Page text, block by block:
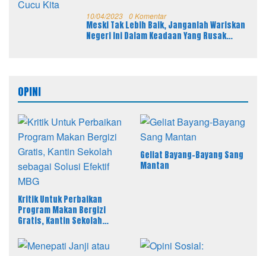
10/04/2023 0 Komentar
Meski Tak Lebih Baik, Janganlah Wariskan
Negeri Ini Dalam Keadaan Yang Rusak
OPINI
Kritik Untuk Perbaikan
Program Makan Bergizi
Gratis, Kantin Sekolah
Geliat Bayang-Bayang Sang
Mantan